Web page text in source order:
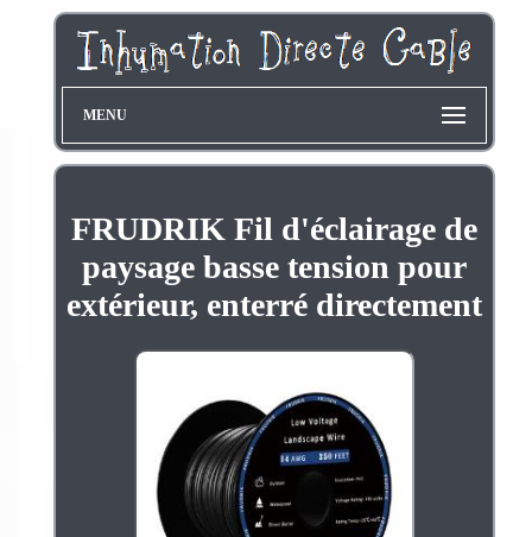
MENU
FRUDRIK Fil d'éclairage de
paysage basse tension pour
extérieur, enterré directement